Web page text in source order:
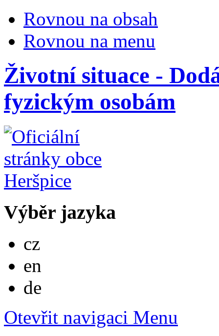
Rovnou na obsah
Rovnou na menu
Životní situace -
fyzickým osobám
Výběr jazyka
cz
en
de
Otevřit navigaci Menu